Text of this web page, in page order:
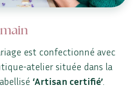
est confectionné avec
atelier située dans la
‘Artisan certifié’.